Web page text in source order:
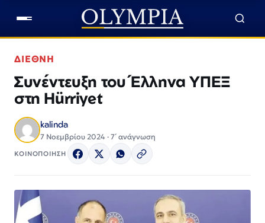
ΔΙΕΘΝΗ
Συνέντευξη του Έλληνα ΥΠΕΞ
στη Hürriyet
kalinda
7 Νοεμβρίου 2024 · 7΄ ανάγνωση
ΚΟΙΝΟΠΟΙΗΣΗ